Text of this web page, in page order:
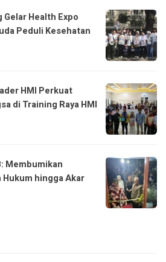
Gelar Health Expo
Peduli Kesehatan
HMI Perkuat
di Training Raya HMI
Membumikan
hingga Akar